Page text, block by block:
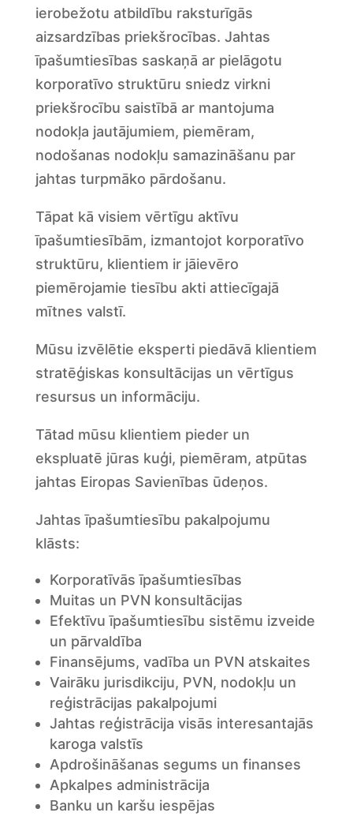
ierobežotu atbildību raksturīgās
aizsardzības priekšrocības. Jahtas
īpašumtiesības saskaņā ar pielāgotu
korporatīvo struktūru sniedz virkni
priekšrocību saistībā ar mantojuma
nodokļa jautājumiem, piemēram,
nodošanas nodokļu samazināšanu par
jahtas turpmāko pārdošanu.
Tāpat kā visiem vērtīgu aktīvu
īpašumtiesībām, izmantojot korporatīvo
struktūru, klientiem ir jāievēro
piemērojamie tiesību akti attiecīgajā
mītnes valstī.
Mūsu izvēlētie eksperti piedāvā klientiem
stratēģiskas konsultācijas un vērtīgus
resursus un informāciju.
Tātad mūsu klientiem pieder un
ekspluatē jūras kuģi, piemēram, atpūtas
jahtas Eiropas Savienības ūdeņos.
Jahtas īpašumtiesību pakalpojumu
klāsts:
Korporatīvās īpašumtiesības
Muitas un PVN konsultācijas
Efektīvu īpašumtiesību sistēmu izveide
un pārvaldība
Finansējums, vadība un PVN atskaites
Vairāku jurisdikciju, PVN, nodokļu un
reģistrācijas pakalpojumi
Jahtas reģistrācija visās interesantajās
karoga valstīs
Apdrošināšanas segums un finanses
Apkalpes administrācija
Banku un karšu iespējas